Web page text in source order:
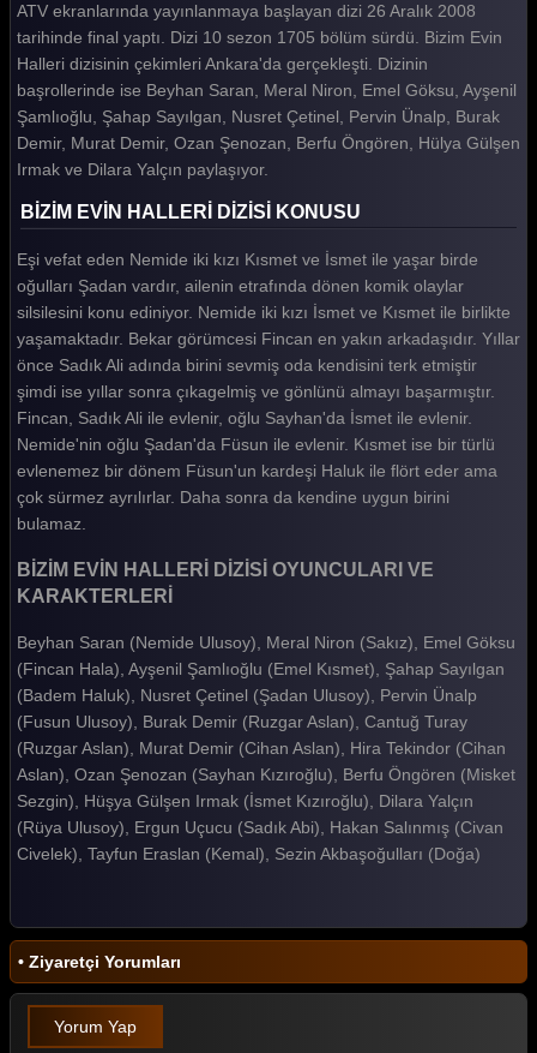
Bizim Evin Halleri 218. Bölüm
Bizim Evin Halleri 217. Bölüm
Bizim Evin Halleri 216. Bölüm
Bizim Evin Halleri 215. Bölüm
Bizim Evin Halleri 212. Bölüm
Bizim Evin Halleri 211. Bölüm
Bizim Evin Halleri 210. Bölüm
Bizim Evin Halleri 209. Bölüm
Bizim Evin Halleri 208. Bölüm
Bizim Evin Halleri 207. Bölüm
Bizim Evin Halleri 205. Bölüm
Bizim Evin Halleri 203. Bölüm
Bizim Evin Halleri 202. Bölüm
Bizim Evin Halleri 201. Bölüm
Bizim Evin Halleri 200. Bölüm
Bizim Evin Halleri 199. Bölüm
Bizim Evin Halleri 197. Bölüm
Bizim Evin Halleri 196. Bölüm
Bizim Evin Halleri 195. Bölüm
ATV ekranlarında yayınlanmaya başlayan dizi 26 Aralık 2008
tarihinde final yaptı. Dizi 10 sezon 1705 bölüm sürdü. Bizim Evin
Halleri dizisinin çekimleri Ankara'da gerçekleşti. Dizinin
başrollerinde ise Beyhan Saran, Meral Niron, Emel Göksu, Ayşenil
Şamlıoğlu, Şahap Sayılgan, Nusret Çetinel, Pervin Ünalp, Burak
Demir, Murat Demir, Ozan Şenozan, Berfu Öngören, Hülya Gülşen
Irmak ve Dilara Yalçın paylaşıyor.
BİZİM EVİN HALLERİ DİZİSİ KONUSU
Eşi vefat eden Nemide iki kızı Kısmet ve İsmet ile yaşar birde
oğulları Şadan vardır, ailenin etrafında dönen komik olaylar
silsilesini konu ediniyor. Nemide iki kızı İsmet ve Kısmet ile birlikte
yaşamaktadır. Bekar görümcesi Fincan en yakın arkadaşıdır. Yıllar
önce Sadık Ali adında birini sevmiş oda kendisini terk etmiştir
şimdi ise yıllar sonra çıkagelmiş ve gönlünü almayı başarmıştır.
Fincan, Sadık Ali ile evlenir, oğlu Sayhan'da İsmet ile evlenir.
Nemide'nin oğlu Şadan'da Füsun ile evlenir. Kısmet ise bir türlü
evlenemez bir dönem Füsun'un kardeşi Haluk ile flört eder ama
çok sürmez ayrılırlar. Daha sonra da kendine uygun birini
bulamaz.
BİZİM EVİN HALLERİ DİZİSİ OYUNCULARI VE
KARAKTERLERİ
Beyhan Saran (Nemide Ulusoy), Meral Niron (Sakız), Emel Göksu
(Fincan Hala), Ayşenil Şamlıoğlu (Emel Kısmet), Şahap Sayılgan
(Badem Haluk), Nusret Çetinel (Şadan Ulusoy), Pervin Ünalp
(Fusun Ulusoy), Burak Demir (Ruzgar Aslan), Cantuğ Turay
(Ruzgar Aslan), Murat Demir (Cihan Aslan), Hira Tekindor (Cihan
Aslan), Ozan Şenozan (Sayhan Kızıroğlu), Berfu Öngören (Misket
Sezgin), Hüşya Gülşen Irmak (İsmet Kızıroğlu), Dilara Yalçın
(Rüya Ulusoy), Ergun Uçucu (Sadık Abi), Hakan Salınmış (Civan
Civelek), Tayfun Eraslan (Kemal), Sezin Akbaşoğulları (Doğa)
• Ziyaretçi Yorumları
Yorum Yap